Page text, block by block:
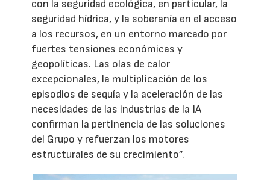
con la seguridad ecológica, en particular, la
seguridad hídrica, y la soberanía en el acceso
a los recursos, en un entorno marcado por
fuertes tensiones económicas y
geopolíticas. Las olas de calor
excepcionales, la multiplicación de los
episodios de sequía y la aceleración de las
necesidades de las industrias de la IA
confirman la pertinencia de las soluciones
del Grupo y refuerzan los motores
estructurales de su crecimiento”.